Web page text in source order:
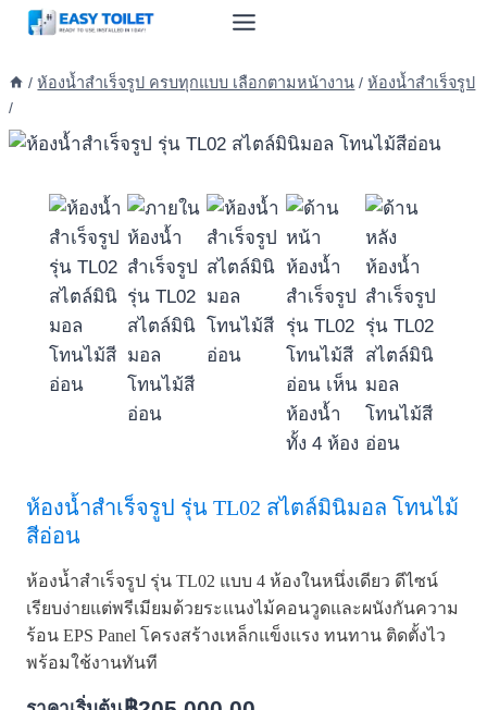
Skip
content
/ ห้องน้ำสำเร็จรูป ครบทุกแบบ เลือกตามหน้างาน / ห้องน้ำสำเร็จรูป
/
ห้องน้ำสำเร็จรูป รุ่น TL02 สไตล์มินิมอล โทนไม้
สีอ่อน
ห้องน้ำสำเร็จรูป รุ่น TL02 แบบ 4 ห้องในหนึ่งเดียว ดีไซน์
เรียบง่ายแต่พรีเมียมด้วยระแนงไม้คอนวูดและผนังกันความ
ร้อน EPS Panel โครงสร้างเหล็กแข็งแรง ทนทาน ติดตั้งไว
พร้อมใช้งานทันที